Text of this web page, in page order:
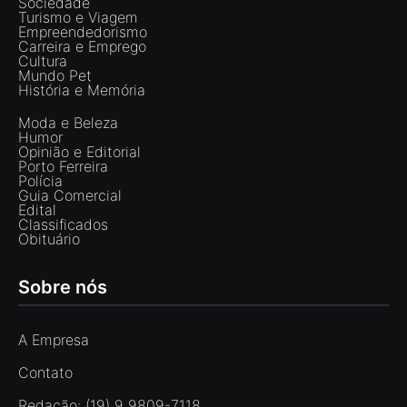
Turismo e Viagem
Empreendedorismo
Carreira e Emprego
Cultura
Mundo Pet
História e Memória
Moda e Beleza
Humor
Opinião e Editorial
Porto Ferreira
Polícia
Guia Comercial
Edital
Classificados
Obituário
Sobre nós
A Empresa
Contato